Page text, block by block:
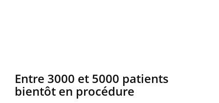
Entre 3000 et 5000 patients
bientôt en procédure